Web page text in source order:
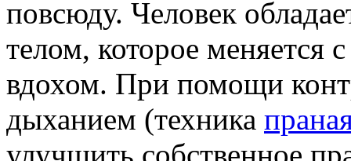
повсюду. Человек
телом, которое меняется
вдохом. При помощи
дыханием (техника
улучшить собственное